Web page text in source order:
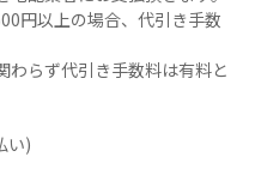
円以上の場合、代引き手数
わらず代引き手数料は有料と
い)